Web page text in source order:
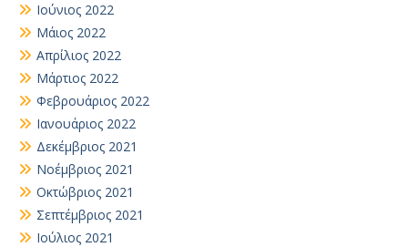
Ιούνιος 2022
Μάιος 2022
Απρίλιος 2022
Μάρτιος 2022
Φεβρουάριος 2022
Ιανουάριος 2022
Δεκέμβριος 2021
Νοέμβριος 2021
Οκτώβριος 2021
Σεπτέμβριος 2021
Ιούλιος 2021